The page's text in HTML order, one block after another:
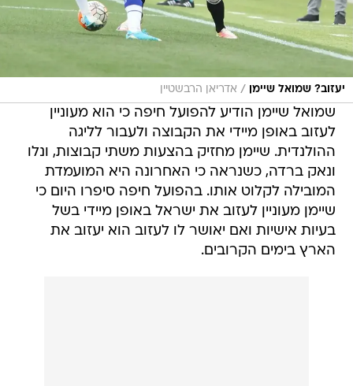
יעזוב? שמואל שיימן / אדריאן הרבשטיין
שמואל שיימן הודיע להפועל חיפה כי הוא מעוניין
לעזוב באופן מיידי את הקבוצה ולעבור לליגה
ההולנדית. שיימן מחזיק בהצעות משתי קבוצות, ונלו
ונאק ברדה, כשנראה כי האחרונה היא המועמדת
המובילה לקלוט אותו. בהפועל חיפה סיפרו היום כי
שיימן מעוניין לעזוב את ישראל באופן מיידי בשל
בעיות אישיות ואם יאושר לו לעזוב הוא יעזוב את
הארץ בימים הקרובים.